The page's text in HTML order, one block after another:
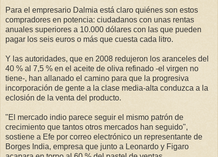
Para el empresario Dalmia está claro quiénes son estos
compradores en potencia: ciudadanos con unas rentas
anuales superiores a 10.000 dólares con las que pueden
pagar los seis euros o más que cuesta cada litro.
Y las autoridades, que en 2008 redujeron los aranceles del
40 % al 7,5 % en el aceite de oliva refinado -el virgen no
tiene-, han allanado el camino para que la progresiva
incorporación de gente a la clase media-alta conduzca a la
eclosión de la venta del producto.
"El mercado indio parece seguir el mismo patrón de
crecimiento que tantos otros mercados han seguido",
sostiene a Efe por correo electrónico un representante de
Borges India, empresa que junto a Leonardo y Figaro